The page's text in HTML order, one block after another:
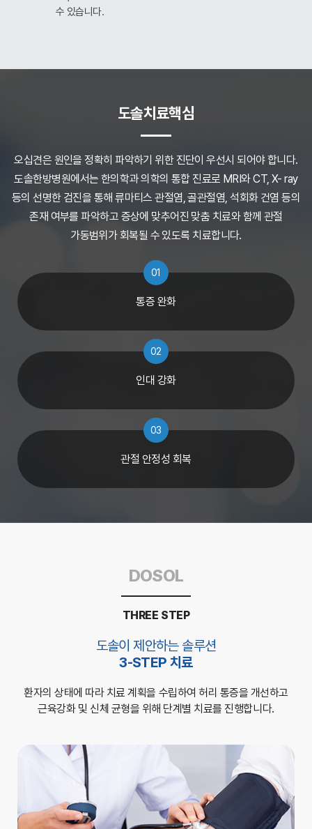
수 있습니다.
도솔치료핵심
오십견은 원인을 정확히 파악하기 위한 진단이 우선시 되어야 합니다.
도솔한방병원에서는 한의학과 의학의 통합 진료로 MRI와 CT, X- ray
등의 선명한 검진을 통해 류마티스 관절염, 골관절염, 석회화 건염 등의
존재 여부를 파악하고 증상에 맞추어진 맞춤 치료와 함께 관절
가동범위가 회복될 수 있도록 치료합니다.
01
통증 완화
02
인대 강화
03
관절 안정성 회복
DOSOL
THREE STEP
도솔이 제안하는 솔루션
3-STEP 치료
환자의 상태에 따라 치료 계획을 수립하여허리 통증을 개선하고
근육강화 및 신체 균형을 위해 단계별 치료를 진행합니다.